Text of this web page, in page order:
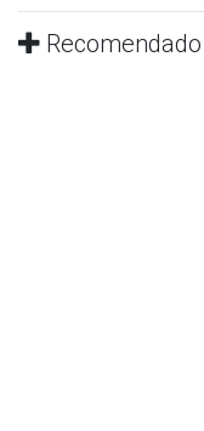
Recomendado